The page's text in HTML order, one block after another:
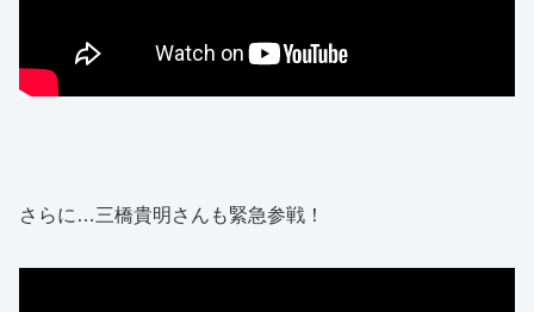
さらに…三橋貴明さんも緊急参戦！